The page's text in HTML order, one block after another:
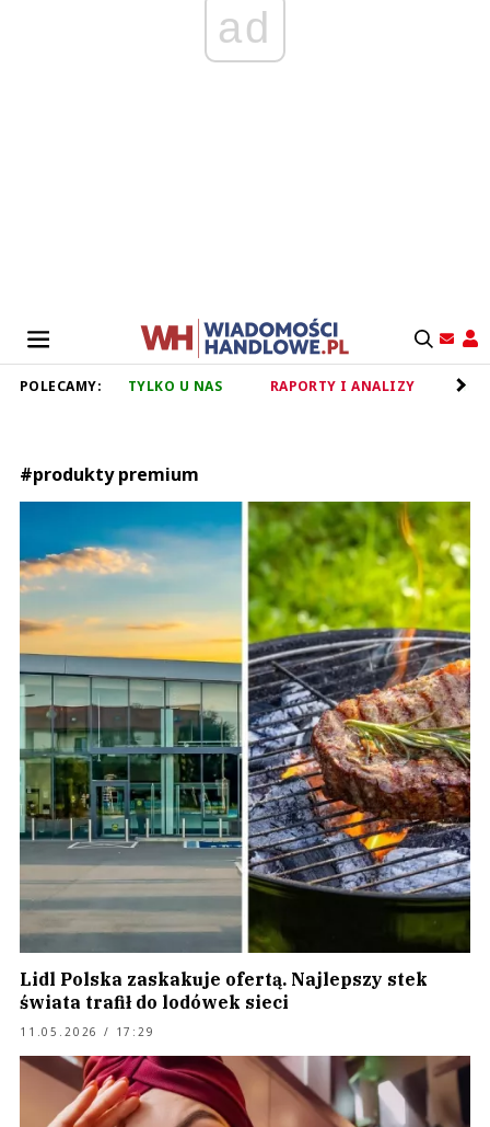
ad
POLECAMY: TYLKO U NAS RAPORTY I ANALIZY
#produkty premium
Lidl Polska zaskakuje ofertą. Najlepszy stek
świata trafił do lodówek sieci
11.05.2026 / 17:29